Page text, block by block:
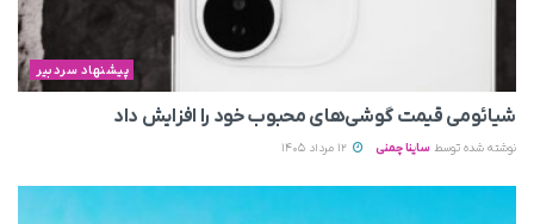
پیشنهاد سردبیر
شیائومی قیمت گوشی‌های محبوب خود را افزایش داد
نوشته شده توسط ساینا چمنی